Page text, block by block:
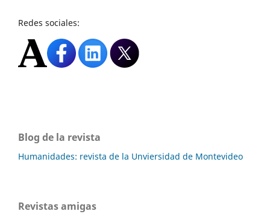
Redes sociales:
Blog de la revista
Humanidades: revista de la Unviersidad de Montevideo
Revistas amigas